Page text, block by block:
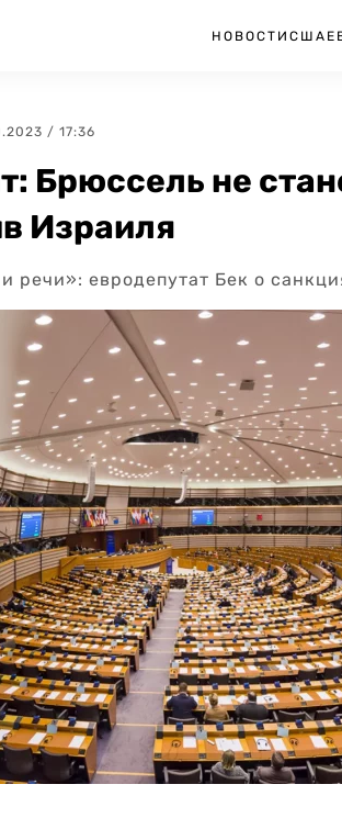
НОВОСТИ США
/ 17:36
Брюссель не
Израиля
речи»: евродепутат Бек о